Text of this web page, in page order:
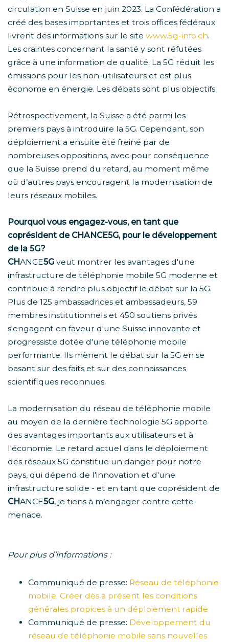
circulation en Suisse en juin 2023. La Confédération a
créé des bases importantes et trois offices fédéraux
livrent des informations sur le site www.5g-info.ch.
Les craintes concernant la santé y sont réfutées
grâce à une information de qualité. La 5G réduit les
émissions pour les non-utilisateurs et est plus
économe en énergie. Les débats sont plus objectifs.
Rétrospectivement, la Suisse a été parmi les
premiers pays à introduire la 5G. Cependant, son
déploiement a ensuite été freiné par de
nombreuses oppositions, avec pour conséquence
que la Suisse prend du retard, au moment même
où d’autres pays encouragent la modernisation de
leurs réseaux mobiles.
Pourquoi vous engagez-vous, en tant que
coprésident de CHANCE5G, pour le développement
de la 5G?
CHANCE5G veut montrer les avantages d'une
infrastructure de téléphonie mobile 5G moderne et
contribue à rendre plus objectif le débat sur la 5G.
Plus de 125 ambassadrices et ambassadeurs, 59
membres institutionnels et 450 soutiens privés
s'engagent en faveur d'une Suisse innovante et
progressiste dotée d'une téléphonie mobile
performante. Ils mènent le débat sur la 5G en se
basant sur des faits et sur des connaissances
scientifiques reconnues.
La modernisation du réseau de téléphonie mobile
au moyen de la dernière technologie 5G apporte
des avantages importants aux utilisateurs et à
l'économie. Le retard actuel dans le déploiement
des réseaux 5G constitue un danger pour notre
pays, qui dépend de l'innovation et d'une
infrastructure solide - et en tant que coprésident de
CHANCE5G, je tiens à m’engager contre cette
menace.
Pour plus d’informations :
Communiqué de presse: Réseau de téléphonie
mobile. Créer dès à présent les conditions
générales propices à un déploiement rapide
Communiqué de presse: Développement du
réseau de téléphonie mobile sans nouvelles